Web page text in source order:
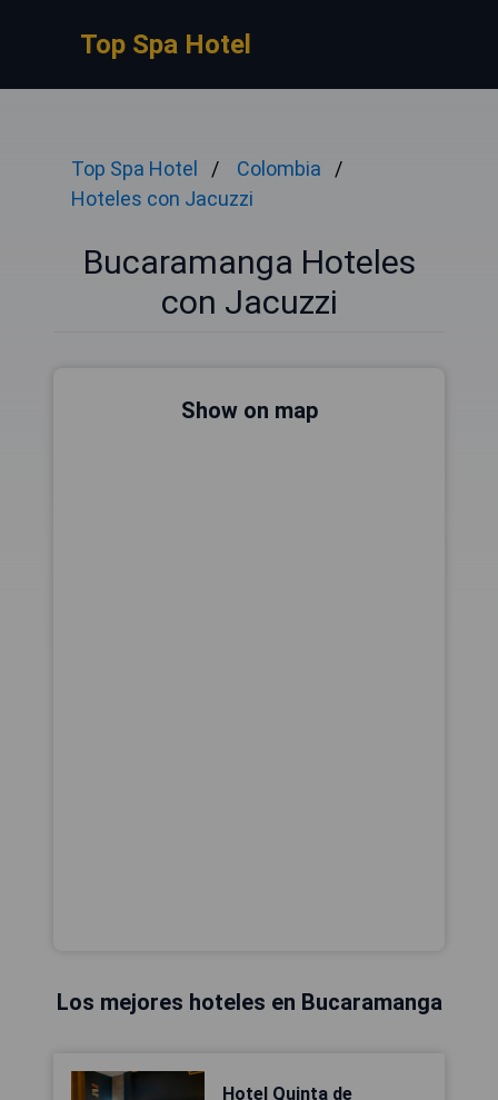
Top Spa Hotel
Top Spa Hotel
Colombia
Hoteles con Jacuzzi
Bucaramanga Hoteles
con Jacuzzi
Show on map
Los mejores hoteles en Bucaramanga
Hotel Quinta de